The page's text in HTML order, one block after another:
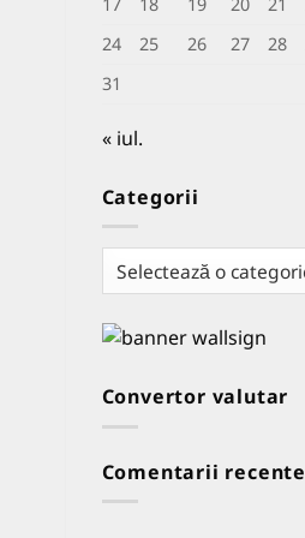
24
25 26 27 28
31
« iul.
Categorii
Categorii
Convertor valutar
Comentarii recente